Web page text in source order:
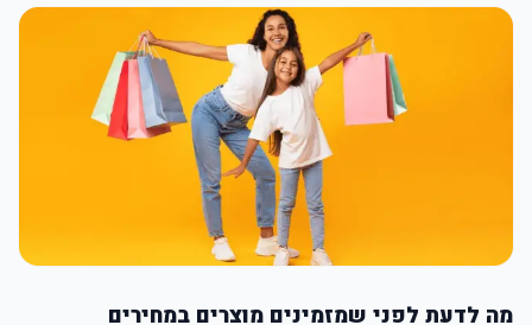
מה לדעת לפני שמזמינים מוצרים במחירים